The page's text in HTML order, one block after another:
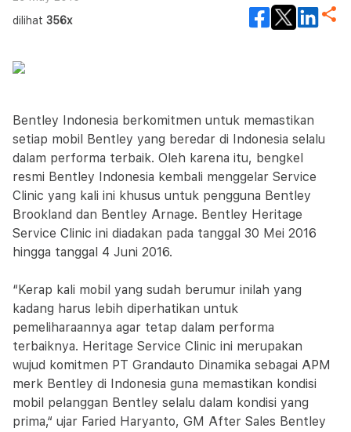
dilihat 356x
Bentley Indonesia berkomitmen untuk memastikan
setiap mobil Bentley yang beredar di Indonesia selalu
dalam performa terbaik. Oleh karena itu, bengkel
resmi Bentley Indonesia kembali menggelar Service
Clinic yang kali ini khusus untuk pengguna Bentley
Brookland dan Bentley Arnage. Bentley Heritage
Service Clinic ini diadakan pada tanggal 30 Mei 2016
hingga tanggal 4 Juni 2016.
“Kerap kali mobil yang sudah berumur inilah yang
kadang harus lebih diperhatikan untuk
pemeliharaannya agar tetap dalam performa
terbaiknya. Heritage Service Clinic ini merupakan
wujud komitmen PT Grandauto Dinamika sebagai APM
merk Bentley di Indonesia guna memastikan kondisi
mobil pelanggan Bentley selalu dalam kondisi yang
prima,“ ujar Faried Haryanto, GM After Sales Bentley